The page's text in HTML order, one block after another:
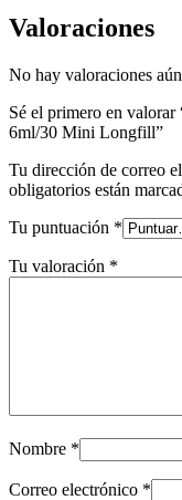
Valoraciones
No hay valoraciones
Sé el primero en
6ml/30 Mini Longfill”
Tu dirección de correo
obligatorios están
Tu puntuación *
Tu valoración *
Nombre *
Correo electrónico *